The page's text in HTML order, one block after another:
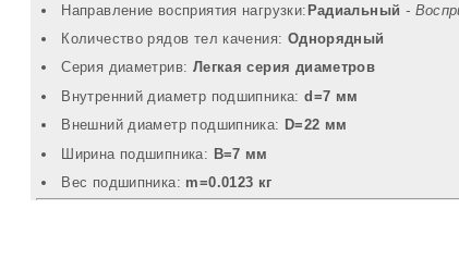
Направление восприятия нагрузки: Радиальный -
Количество рядов тел качения: Однорядный
Серия диаметрив: Легкая серия диаметров
Внутренний диаметр подшипника:d=7 мм
Внешний диаметр подшипника: D=22 мм
Ширина подшипника: B=7 мм
Вec подшипника: m=0.0123 кг